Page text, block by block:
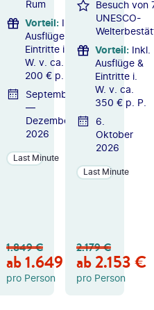
GE
B
OT
Rum
Vorteil: Inkl.
Ausflüge &
Eintritte i.
W. v. ca.
200 € p. P.
September
—
Dezember
2026
Last Minute
1.849€
ab1.649 €
pro Person
GE
B
OT
Besuch von
UNESCO-
Vorteil: Inkl.
Ausflüge &
Eintritte i.
W. v. ca.
350 € p. P.
6.
Oktober
2026
Last Minute
2.179€
ab2.153€
pro Person